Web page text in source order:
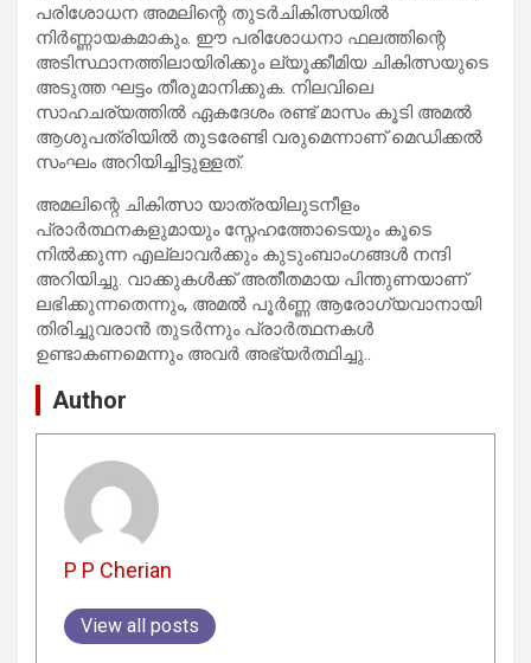
പരിശോധന അമലിന്റെ തുടർചികിത്സയിൽ
നിർണ്ണായകമാകും. ഈ പരിശോധനാ ഫലത്തിന്റെ
അടിസ്ഥാനത്തിലായിരിക്കും ല്യൂക്കീമിയ ചികിത്സയുടെ
അടുത്ത ഘട്ടം തീരുമാനിക്കുക. നിലവിലെ
സാഹചര്യത്തിൽ ഏകദേശം രണ്ട് മാസം കൂടി അമൽ
ആശുപത്രിയിൽ തുടരേണ്ടി വരുമെന്നാണ് മെഡിക്കൽ
സംഘം അറിയിച്ചിട്ടുള്ളത്.
അമലിന്റെ ചികിത്സാ യാത്രയിലുടനീളം
പ്രാർത്ഥനകളുമായും സ്നേഹത്തോടെയും കൂടെ
നിൽക്കുന്ന എല്ലാവർക്കും കുടുംബാംഗങ്ങൾ നന്ദി
അറിയിച്ചു. വാക്കുകൾക്ക് അതീതമായ പിന്തുണയാണ്
ലഭിക്കുന്നതെന്നും, അമൽ പൂർണ്ണ ആരോഗ്യവാനായി
തിരിച്ചുവരാൻ തുടർന്നും പ്രാർത്ഥനകൾ
ഉണ്ടാകണമെന്നും അവർ അഭ്യർത്ഥിച്ചു..
Author
P P Cherian
View all posts